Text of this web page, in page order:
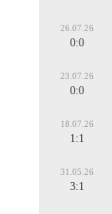
26.07.26
0:0
23.07.26
0:0
18.07.26
1:1
31.05.26
3:1